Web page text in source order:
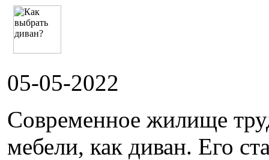
05-05-2022
Современное жилище
мебели, как диван. Его